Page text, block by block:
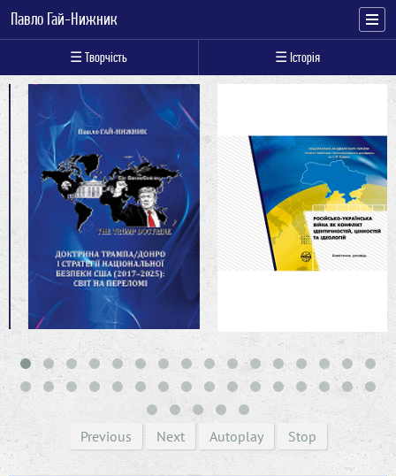
Павло Гай-Нижник
☰ Творчість ☰ Історія
Previous Next Autoplay Stop